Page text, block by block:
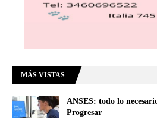
MÁS VISTAS
ANSES: todo lo
Progresar